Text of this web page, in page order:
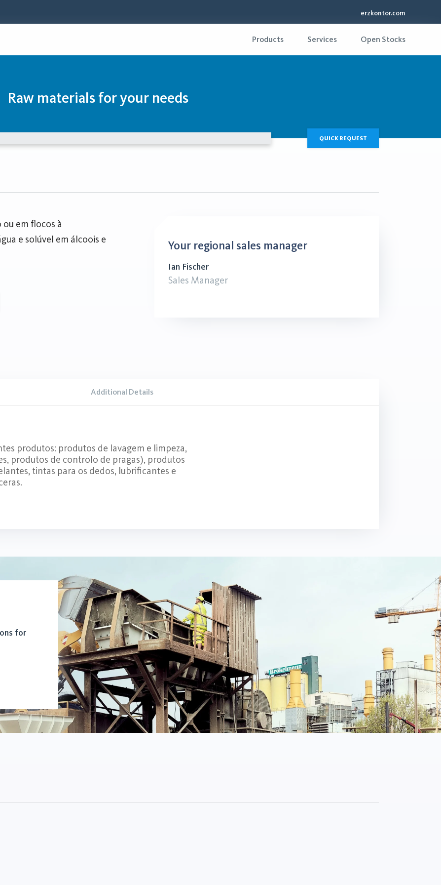
erzkontor.com
Products Services Open Stocks
Raw materials for your needs
QUICK REQUEST
em flocos à
e solúvel em álcoois e
Your regional sales manager
Ian Fischer
Sales Manager
Additional Details
produtos: produtos de lavagem e limpeza,
produtos de controlo de pragas), produtos
tintas para os dedos, lubrificantes e
for